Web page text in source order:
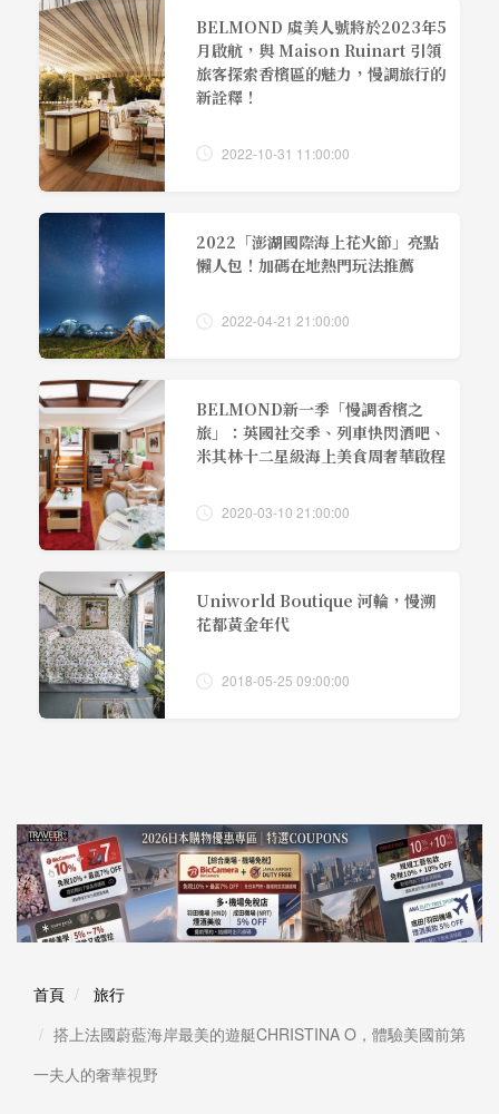
BELMOND 虞美人號將於2023年5
月啟航，與 Maison Ruinart 引領
旅客探索香檳區的魅力，慢調旅行的
新詮釋！
2022-10-31 11:00:00
2022「澎湖國際海上花火節」亮點
懶人包！加碼在地熱門玩法推薦
2022-04-21 21:00:00
BELMOND新一季「慢調香檳之
旅」：英國社交季、列車快閃酒吧、
米其林十二星級海上美食周奢華啟程
2020-03-10 21:00:00
Uniworld Boutique 河輪，慢溯
花都黃金年代
2018-05-25 09:00:00
首頁
旅行
搭上法國蔚藍海岸最美的遊艇CHRISTINA O，體驗美國前第
一夫人的奢華視野